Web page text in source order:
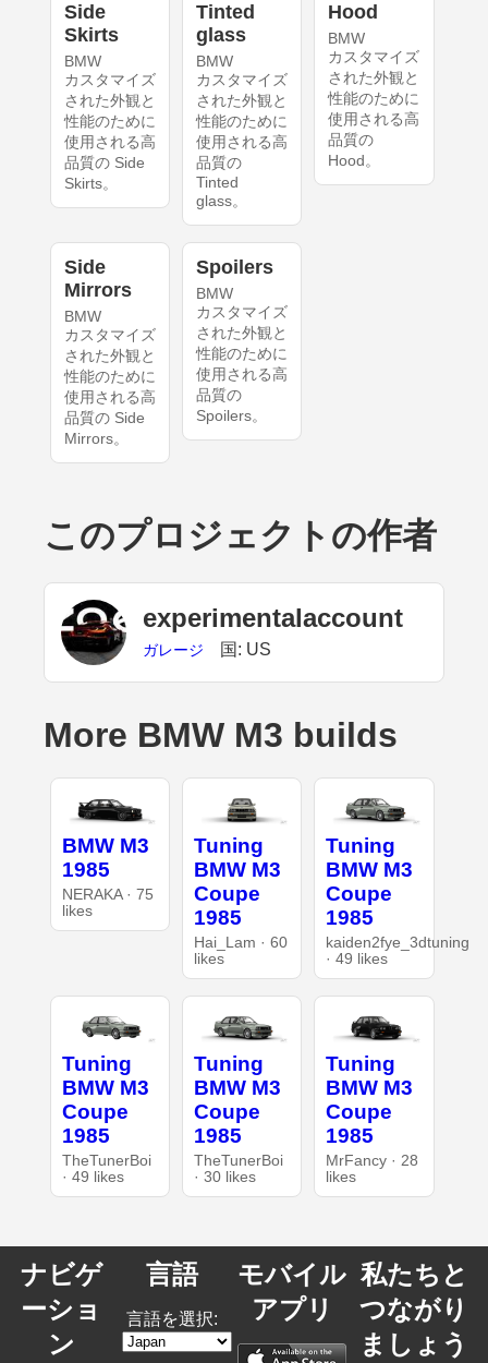
Side
Skirts
BMW
カスタマイズ
された外観と
性能のために
使用される高
品質の Side
Skirts。
Tinted
glass
BMW
カスタマイズ
された外観と
性能のために
使用される高
品質の
Tinted
glass。
Hood
BMW
カスタマイズ
された外観と
性能のために
使用される高
品質の
Hood。
Side
Mirrors
BMW
カスタマイズ
された外観と
性能のために
使用される高
品質の Side
Mirrors。
Spoilers
BMW
カスタマイズ
された外観と
性能のために
使用される高
品質の
Spoilers。
このプロジェクトの作者
experimentalaccount
ガレージ 国: US
More BMW M3 builds
BMW M3
1985
NERAKA · 75
likes
Tuning
BMW M3
Coupe
1985
Hai_Lam · 60
likes
Tuning
BMW M3
Coupe
1985
kaiden2fye_3dtuning
· 49 likes
Tuning
BMW M3
Coupe
1985
TheTunerBoi
· 49 likes
Tuning
BMW M3
Coupe
1985
TheTunerBoi
· 30 likes
Tuning
BMW M3
Coupe
1985
MrFancy · 28
likes
ナビゲ
ーショ
ン
言語
言語を選択:
モバイル
アプリ
私たちと
つながり
ましょう